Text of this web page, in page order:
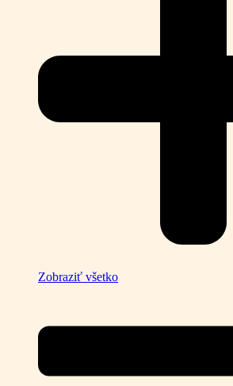
Zobraziť všetko